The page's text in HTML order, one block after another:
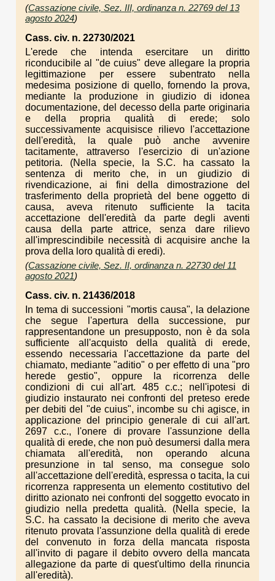
(Cassazione civile, Sez. III, ordinanza n. 22769 del 13
agosto 2024)
Cass. civ. n. 22730/2021
L'erede che intenda esercitare un diritto
riconducibile al "de cuius" deve allegare la propria
legittimazione per essere subentrato nella
medesima posizione di quello, fornendo la prova,
mediante la produzione in giudizio di idonea
documentazione, del decesso della parte originaria
e della propria qualità di erede; solo
successivamente acquisisce rilievo l'accettazione
dell'eredità, la quale può anche avvenire
tacitamente, attraverso l'esercizio di un'azione
petitoria. (Nella specie, la S.C. ha cassato la
sentenza di merito che, in un giudizio di
rivendicazione, ai fini della dimostrazione del
trasferimento della proprietà del bene oggetto di
causa, aveva ritenuto sufficiente la tacita
accettazione dell'eredità da parte degli aventi
causa della parte attrice, senza dare rilievo
all'imprescindibile necessità di acquisire anche la
prova della loro qualità di eredi).
(Cassazione civile, Sez. II, ordinanza n. 22730 del 11
agosto 2021)
Cass. civ. n. 21436/2018
In tema di successioni "mortis causa", la delazione
che segue l'apertura della successione, pur
rappresentandone un presupposto, non è da sola
sufficiente all'acquisto della qualità di erede,
essendo necessaria l'accettazione da parte del
chiamato, mediante "aditio" o per effetto di una "pro
herede gestio", oppure la ricorrenza delle
condizioni di cui all'art. 485 c.c.; nell'ipotesi di
giudizio instaurato nei confronti del preteso erede
per debiti del "de cuius", incombe su chi agisce, in
applicazione del principio generale di cui all'art.
2697 c.c., l'onere di provare l'assunzione della
qualità di erede, che non può desumersi dalla mera
chiamata all'eredità, non operando alcuna
presunzione in tal senso, ma consegue solo
all'accettazione dell'eredità, espressa o tacita, la cui
ricorrenza rappresenta un elemento costitutivo del
diritto azionato nei confronti del soggetto evocato in
giudizio nella predetta qualità. (Nella specie, la
S.C. ha cassato la decisione di merito che aveva
ritenuto provata l'assunzione della qualità di erede
del convenuto in forza della mancata risposta
all'invito di pagare il debito ovvero della mancata
allegazione da parte di quest'ultimo della rinuncia
all'eredità).